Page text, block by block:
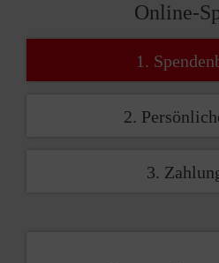
Online-
1.
2.
3.